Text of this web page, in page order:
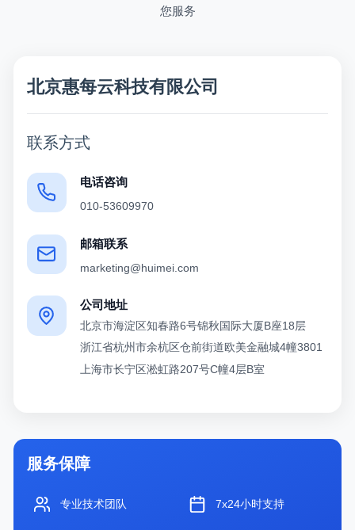
您服务
北京惠每云科技有限公司
联系方式
电话咨询
010-53609970
邮箱联系
marketing@huimei.com
公司地址
北京市海淀区知春路6号锦秋国际大厦B座18层
浙江省杭州市余杭区仓前街道欧美金融城4幢3801
上海市长宁区淞虹路207号C幢4层B室
服务保障
专业技术团队 7x24小时支持